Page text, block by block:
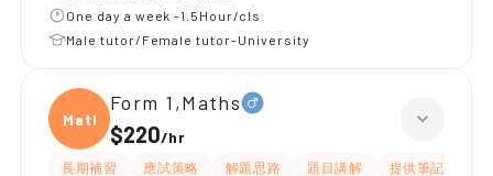
One day a week -1.5Hour/cls
Male tutor/Female tutor-University
Maths
Form 1,Maths
$220/hr
長期補習 應試策略 解題思路 題目講解 提供筆記